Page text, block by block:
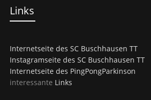
Links
Internetseite des SC Buschhausen TT
Instagramseite des SC Buschhausen TT
Internetseite des PingPongParkinson
interessante Links